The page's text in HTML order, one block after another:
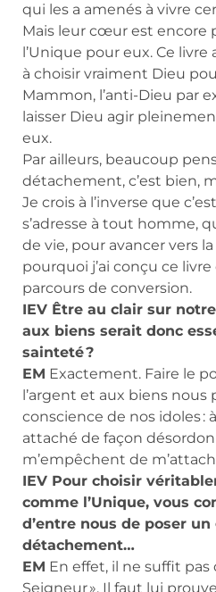
qui les a amenés à vivre
Mais leur cœur est encore
l’Unique pour eux. Ce
à choisir vraiment Dieu
Mammon, l’anti-Dieu par
laisser Dieu agir
eux.
Par ailleurs, beaucoup
détachement, c’est bien,
Je crois à l’inverse que
s’adresse à tout homme,
de vie, pour avancer vers la
pourquoi j’ai conçu ce
parcours de conversion.
IEV Être au clair sur
aux biens serait donc
sainteté ?
EM Exactement. Faire le
l’argent et aux biens
conscience de nos idoles :
attaché de façon
m’empêchent de
IEV Pour choisir
comme l’Unique, vous
d’entre nous de poser
détachement…
EM En effet, il ne suffit pas
Seigneur ». Il faut lui